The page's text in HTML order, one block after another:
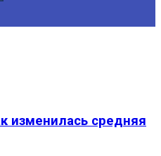
изменилась средняя